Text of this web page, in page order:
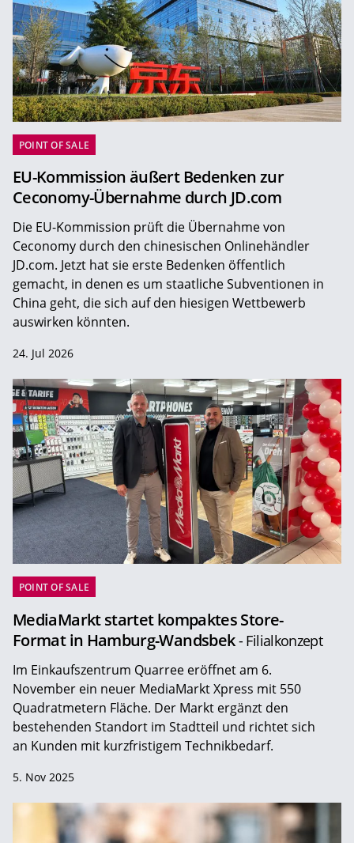
POINT OF SALE
EU-Kommission äußert Bedenken zur
Ceconomy-Übernahme durch JD.com
Die EU-Kommission prüft die Übernahme von
Ceconomy durch den chinesischen Onlinehändler
JD.com. Jetzt hat sie erste Bedenken öffentlich
gemacht, in denen es um staatliche Subventionen in
China geht, die sich auf den hiesigen Wettbewerb
auswirken könnten.
24. Jul 2026
POINT OF SALE
MediaMarkt startet kompaktes Store-
Format in Hamburg-Wandsbek- Filialkonzept
Im Einkaufszentrum Quarree eröffnet am 6.
November ein neuer MediaMarkt Xpress mit 550
Quadratmetern Fläche. Der Markt ergänzt den
bestehenden Standort im Stadtteil und richtet sich
an Kunden mit kurzfristigem Technikbedarf.
5. Nov 2025